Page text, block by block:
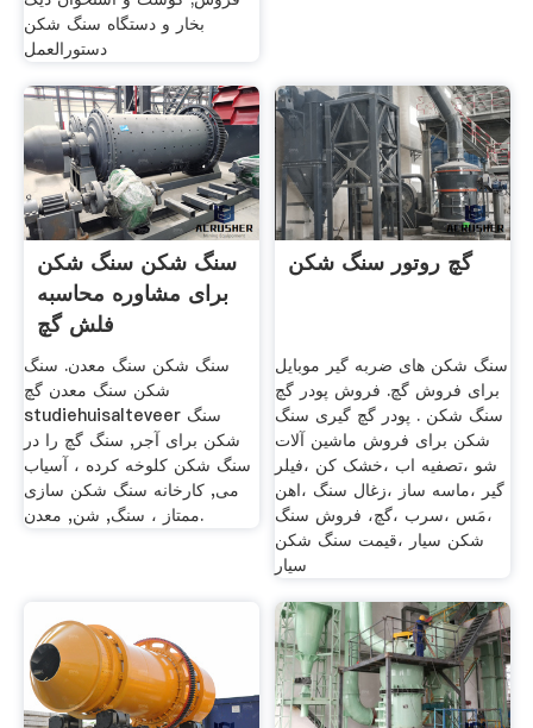
بخار و دستگاه سنگ شکن
دستورالعمل
سنگ شکن سنگ شکن
برای مشاوره محاسبه
فلش گچ
سنگ شکن سنگ معدن. سنگ
شکن سنگ معدن گچ
studiehuisalteveer سنگ
شکن برای آجر, سنگ گچ را در
سنگ شکن کلوخه کرده ، آسیاب
می, کارخانه سنگ شکن سازی
ممتاز ، سنگ, شن, معدن.
گچ روتور سنگ شکن
سنگ شکن های ضربه گیر موبایل
برای فروش گچ. فروش پودر گچ
سنگ شکن . پودر گچ گیری سنگ
شکن برای فروش ماشین آلات
شو ،تصفیه اب ،خشک کن ،فیلر
گیر ،ماسه ساز ،زغال سنگ ،اهن
،مَس ،سرب ،گچ، فروش سنگ
شکن سیار ،قیمت سنگ شکن
سیار